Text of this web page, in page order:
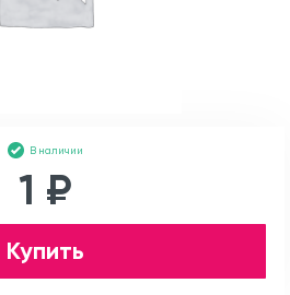
В наличии
1 ₽
Купить